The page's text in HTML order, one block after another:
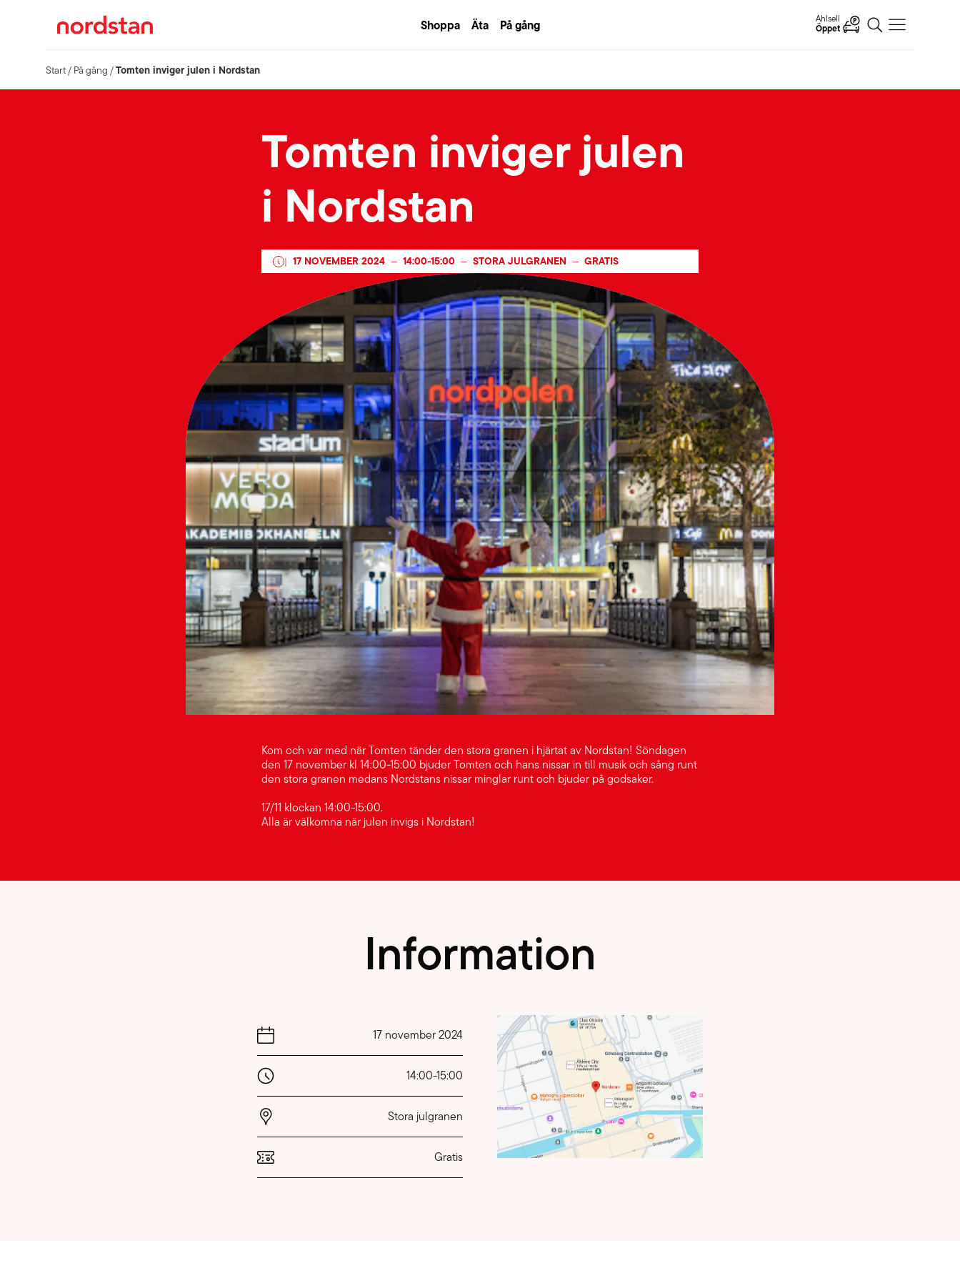
Shoppa Äta På gång Ahlsell
Öppet
Start/ På gång /Tomten inviger julen i Nordstan
Tomten inviger julen
i Nordstan
| 17 NOVEMBER 2024 — 14:00-15:00 — STORA JULGRANEN — GRATIS
Kom och var med när Tomten tänder den stora granen i hjärtat av Nordstan! Söndagen
den 17 november kl 14:00-15:00 bjuder Tomten och hans nissar in till musik och sång runt
den stora granen medans Nordstans nissar minglar runt och bjuder på godsaker.
17/11 klockan 14:00-15:00.
Alla är välkomna när julen invigs i Nordstan!
Information
17 november 2024
14:00-15:00
Stora julgranen
Gratis